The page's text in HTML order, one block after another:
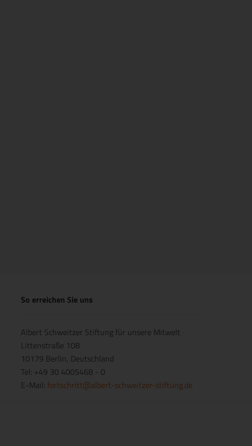
So erreichen Sie uns
Albert Schweitzer Stiftung für unsere Mitwelt
Littenstraße 108
10179 Berlin, Deutschland
Tel: +49 30 4005468 - 0
E-Mail: fortschritt@albert-schweitzer-stiftung.de